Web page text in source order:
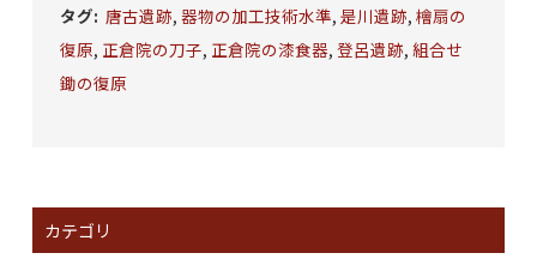
タグ: 唐古遺跡, 器物の加工技術水準, 是川遺跡, 檜扇の
復原, 正倉院の刀子, 正倉院の漆食器, 登呂遺跡, 組合せ
鋤の復原
カテゴリ